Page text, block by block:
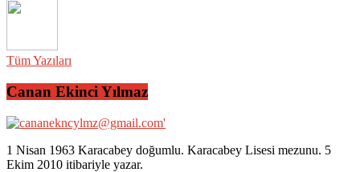
Tüm Yazıları
Canan Ekinci Yılmaz
1 Nisan 1963 Karacabey doğumlu. Karacabey Lisesi mezunu. 5
Ekim 2010 itibariyle yazar.